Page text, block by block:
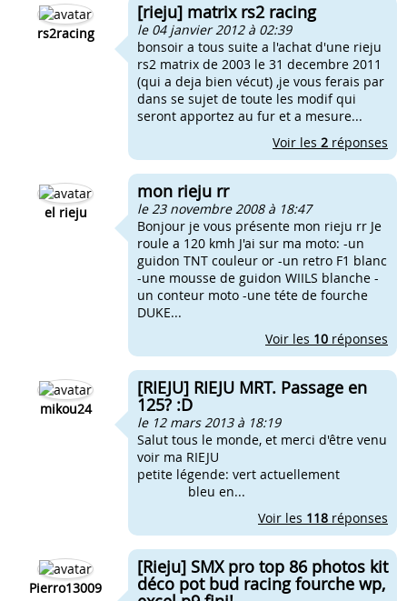
rs2racing
[rieju] matrix rs2 racing
le 04 janvier 2012 à 02:39
bonsoir a tous suite a l'achat d'une rieju
rs2 matrix de 2003 le 31 decembre 2011
(qui a deja bien vécut) ,je vous ferais par
dans se sujet de toute les modif qui
seront apportez au fur et a mesure...
Voir les 2 réponses
el rieju
mon rieju rr
le 23 novembre 2008 à 18:47
Bonjour je vous présente mon rieju rr Je
roule a 120 kmh J'ai sur ma moto: -un
guidon TNT couleur or -un retro F1 blanc
-une mousse de guidon WIILS blanche -
un conteur moto -une téte de fourche
DUKE...
Voir les 10 réponses
mikou24
[RIEJU] RIEJU MRT. Passage en
125? :D
le 12 mars 2013 à 18:19
Salut tous le monde, et merci d'être venu
voir ma RIEJU
petite légende: vert actuellement
bleu en...
Voir les 118 réponses
Pierro13009
[Rieju] SMX pro top 86 photos kit
déco pot bud racing fourche wp,